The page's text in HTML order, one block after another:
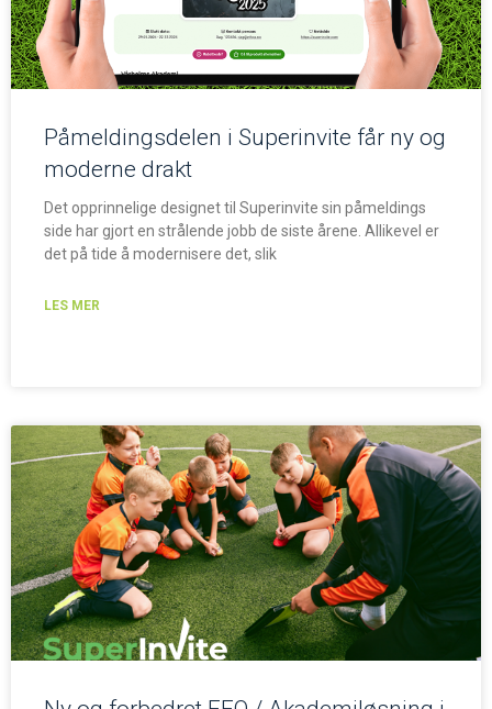
Påmeldingsdelen i Superinvite får ny og
moderne drakt
Det opprinnelige designet til Superinvite sin påmeldings
side har gjort en strålende jobb de siste årene. Allikevel er
det på tide å modernisere det, slik
LES MER